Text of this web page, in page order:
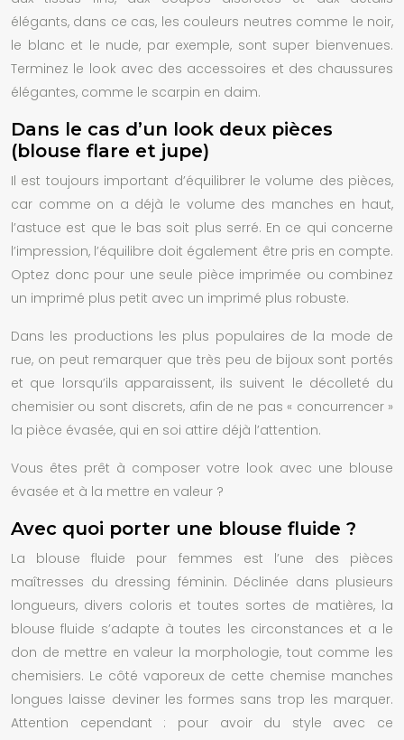
élégants, dans ce cas, les couleurs neutres comme le noir,
le blanc et le nude, par exemple, sont super bienvenues.
Terminez le look avec des accessoires et des chaussures
élégantes, comme le scarpin en daim.
Dans le cas d’un look deux pièces
(blouse flare et jupe)
Il est toujours important d’équilibrer le volume des pièces,
car comme on a déjà le volume des manches en haut,
l’astuce est que le bas soit plus serré. En ce qui concerne
l’impression, l’équilibre doit également être pris en compte.
Optez donc pour une seule pièce imprimée ou combinez
un imprimé plus petit avec un imprimé plus robuste.
Dans les productions les plus populaires de la mode de
rue, on peut remarquer que très peu de bijoux sont portés
et que lorsqu’ils apparaissent, ils suivent le décolleté du
chemisier ou sont discrets, afin de ne pas « concurrencer »
la pièce évasée, qui en soi attire déjà l’attention.
Vous êtes prêt à composer votre look avec une blouse
évasée et à la mettre en valeur ?
Avec quoi porter une blouse fluide ?
La blouse fluide pour femmes est l’une des pièces
maîtresses du dressing féminin. Déclinée dans plusieurs
longueurs, divers coloris et toutes sortes de matières, la
blouse fluide s’adapte à toutes les circonstances et a le
don de mettre en valeur la morphologie, tout comme les
chemisiers. Le côté vaporeux de cette chemise manches
longues laisse deviner les formes sans trop les marquer.
Attention cependant : pour avoir du style avec ce